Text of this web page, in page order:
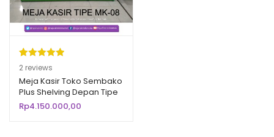
Peringkat
5.00dari 5
berdasarka
n
2
penilaian
2 reviews
Meja Kasir Toko Sembako
Plus Shelving Depan Tipe
MK-08
Rp4.150.000,00